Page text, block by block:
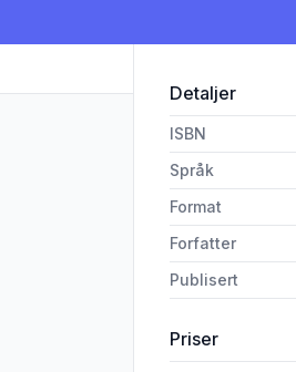
Detaljer
ISBN
Språk
Format
Forfatter
Publisert
Priser